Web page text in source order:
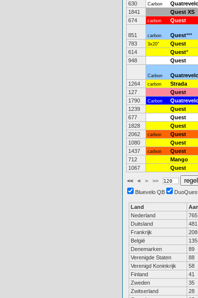
630
Carbon
1841
Quest XS
674
carbon Quest
851 carbon Quest***
783
3x20" Quest
614
Quest*
948
Quest
Carbon
1264
carbon Strada
127
Quest
1790
Carbon
1239
Quest
677
Quest
1828
Quest
2062
carbon Quest
1080
Quest
1437
carbon Quest
712
Mango
1067
Quest
<< < > >>
Bluevelo QB
Land
Nederland
765
Duitsland
481
Frankrijk
208
België
135
Denemarken
89
Verenigde Staten
88
Verenigd Koninkrijk
58
Finland
41
Zweden
35
Zwitserland
28